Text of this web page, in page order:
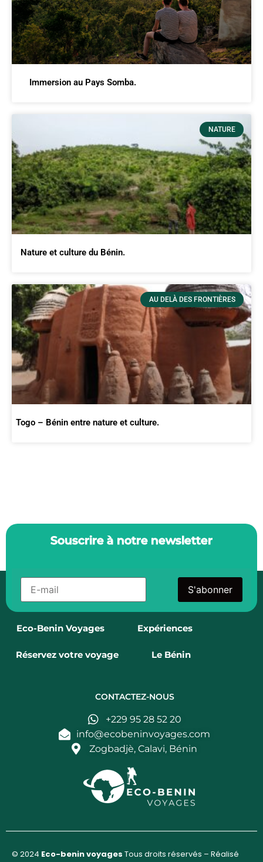
Immersion au Pays Somba.
NATURE
Nature et culture du Bénin.
AU DELÀ DES FRONTIÈRES
Togo – Bénin entre nature et culture.
Souscrire à notre newsletter
S'abonner
Eco-Benin Voyages Expériences
Réservez votre voyage Le Bénin
CONTACTEZ-NOUS
+229 95 28 52 20
info@ecobeninvoyages.com
Zogbadjè, Calavi, Bénin
© 2024 Eco-benin voyages Tous droits réservés – Réalisé